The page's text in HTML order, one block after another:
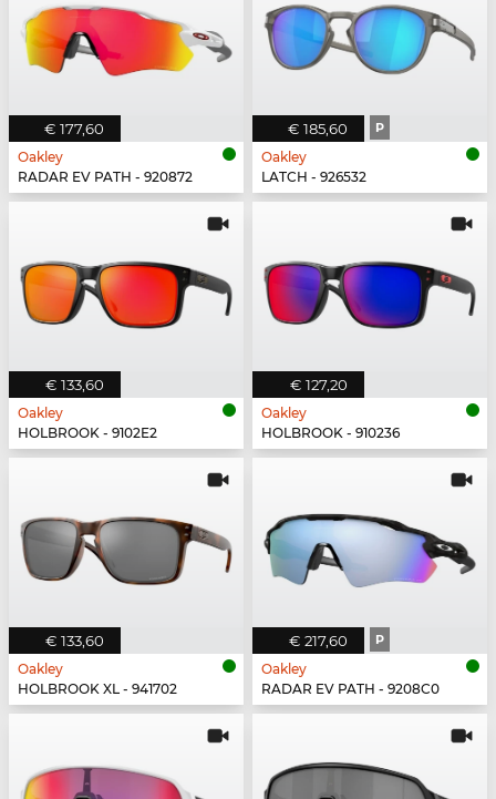
€ 177,60
Oakley
RADAR EV PATH - 920872
€ 185,60 P
Oakley
LATCH - 926532
€ 133,60
Oakley
HOLBROOK - 9102E2
€ 127,20
Oakley
HOLBROOK - 910236
€ 133,60
Oakley
HOLBROOK XL - 941702
€ 217,60 P
Oakley
RADAR EV PATH - 9208C0